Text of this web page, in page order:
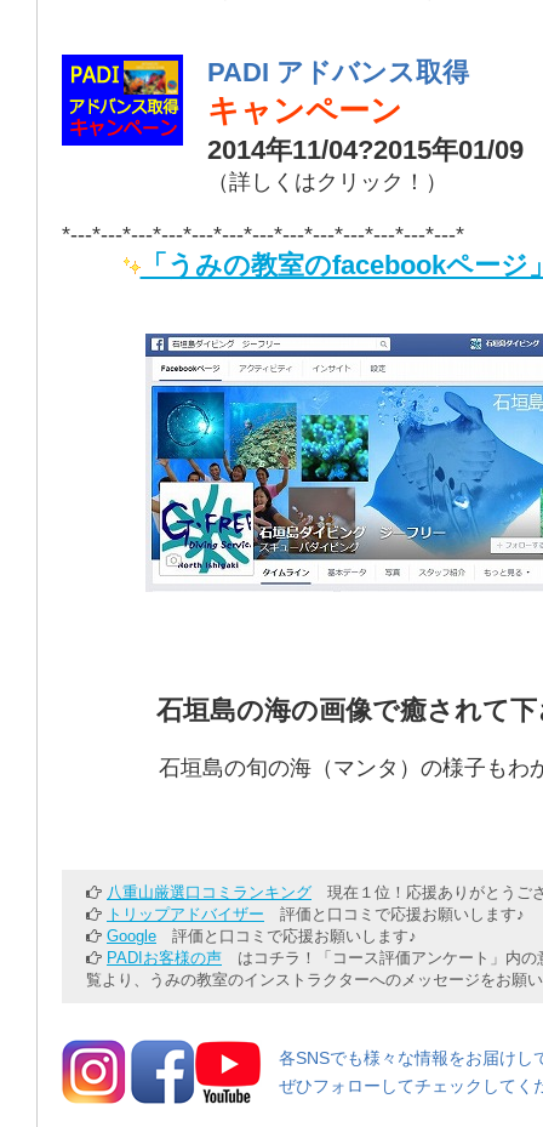
PADI アドバンス取得
キャンペーン
2014年11/04?2015年01/09
（詳しくはクリック！）
*---*---*---*---*---*---*---*---*---*---*---*---*---*
「うみの教室のfacebookページ
石垣島の海の画像で癒されて
石垣島の旬の海（マンタ）の様子もわ
八重山厳選口コミランキング 現在１位！応援ありがとうご
トリップアドバイザー 評価と口コミで応援お願いします♪
Google 評価と口コミで応援お願いします♪
PADIお客様の声 はコチラ！「コース評価アンケート」内の
覧より、うみの教室のインストラクターへのメッセージをお願
各SNSでも様々な情報をお届けし
ぜひフォローしてチェックしてく